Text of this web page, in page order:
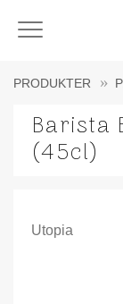
Meny
PRODUKTER
Barista
(45cl)
Utopia